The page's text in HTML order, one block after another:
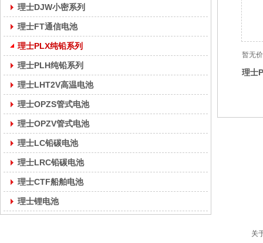
理士DJW小密系列
理士FT通信电池
理士PLX纯铅系列
理士PLH纯铅系列
理士LHT2V高温电池
理士OPZS管式电池
理士OPZV管式电池
理士LC铅碳电池
理士LRC铅碳电池
理士CTF船舶电池
理士锂电池
暂无
理士
关